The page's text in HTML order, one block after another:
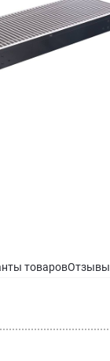
товаровОтзывы